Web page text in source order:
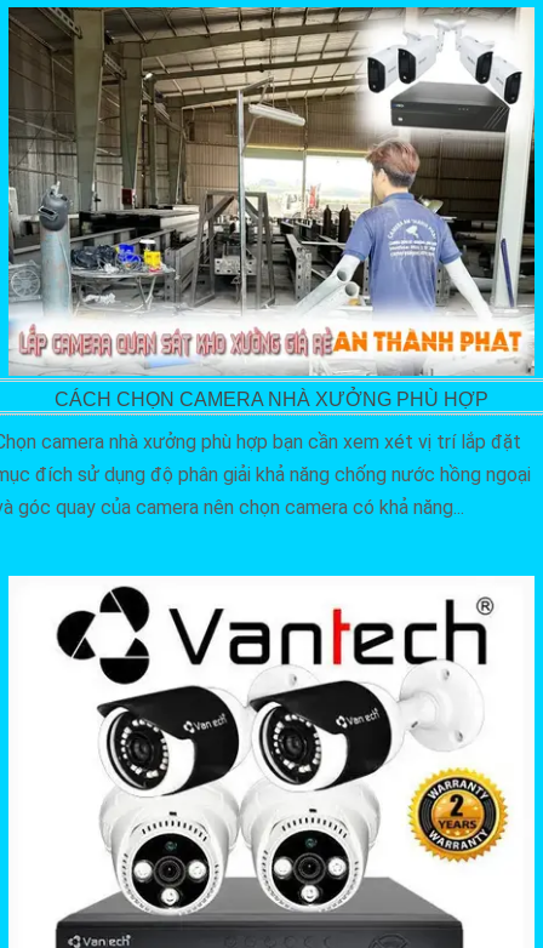
CÁCH CHỌN CAMERA NHÀ XƯỞNG PHÙ HỢP
camera nhà xưởng phù hợp bạn cần xem xét vị trí lắp đặt
đích sử dụng độ phân giải khả năng chống nước hồng ngoại
góc quay của camera nên chọn camera có khả năng...